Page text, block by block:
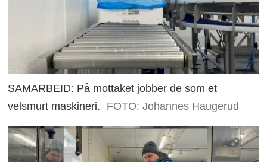
SAMARBEID: På mottaket jobber de som et
velsmurt maskineri.
FOTO: Johannes Haugerud